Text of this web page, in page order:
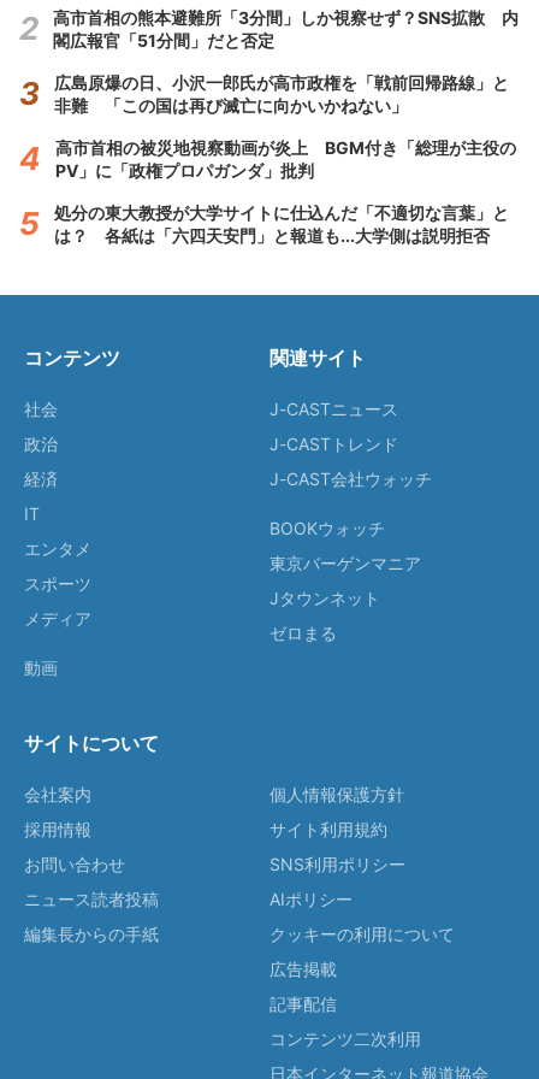
高市首相の熊本避難所「3分間」しか視察せず？SNS拡散 内
閣広報官「51分間」だと否定
広島原爆の日、小沢一郎氏が高市政権を「戦前回帰路線」と
非難 「この国は再び滅亡に向かいかねない」
高市首相の被災地視察動画が炎上 BGM付き「総理が主役の
PV」に「政権プロパガンダ」批判
処分の東大教授が大学サイトに仕込んだ「不適切な言葉」と
は？ 各紙は「六四天安門」と報道も...大学側は説明拒否
コンテンツ
社会
政治
経済
IT
エンタメ
スポーツ
メディア
動画
関連サイト
J-CASTニュース
J-CASTトレンド
J-CAST会社ウォッチ
BOOKウォッチ
東京バーゲンマニア
Jタウンネット
ゼロまる
サイトについて
会社案内
採用情報
お問い合わせ
ニュース読者投稿
編集長からの手紙
個人情報保護方針
サイト利用規約
SNS利用ポリシー
AIポリシー
クッキーの利用について
広告掲載
記事配信
コンテンツ二次利用
日本インターネット報道協会